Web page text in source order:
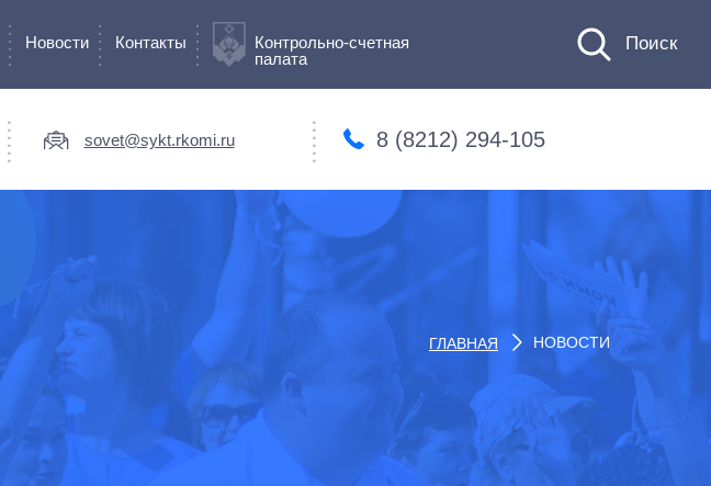
Новости Контакты
Контрольно-счетная
палата
sovet@sykt.rkomi.ru 8 (8212) 294-105
ГЛАВНАЯ НОВОСТИ